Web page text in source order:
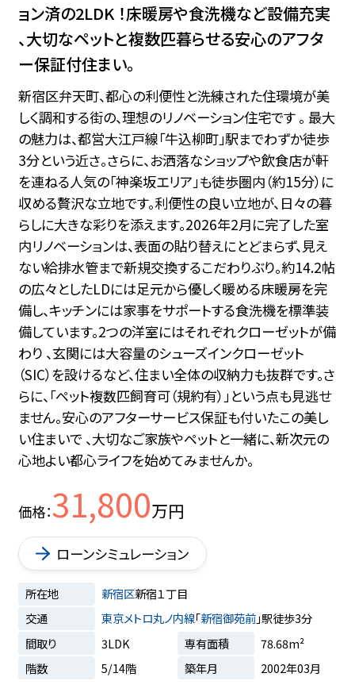
ョン済の2LDK ！床暖房や食洗機など設備充実
、大切なペットと複数匹暮らせる安心のアフタ
ー保証付住まい。
新宿区弁天町、都心の利便性と洗練された住環境が美
しく調和する街の、理想のリノベーション住宅です 。 最大
の魅力は、都営大江戸線「牛込柳町」駅までわずか徒歩
3分という近さ。さらに、お洒落なショップや飲食店が軒
を連ねる人気の「神楽坂エリア」も徒歩圏内（約15分）に
収める贅沢な立地です。利便性の良い立地が、日々の暮
らしに大きな彩りを添えます。2026年2月に完了した室
内リノベーションは、表面の貼り替えにとどまらず、見え
ない給排水管まで新規交換するこだわりぶり。約14.2帖
の広々としたLDには足元から優しく暖める床暖房を完
備し、キッチンには家事をサポートする食洗機を標準装
備しています。2つの洋室にはそれぞれクローゼットが備
わり 、玄関には大容量のシューズインクローゼット
（SIC）を設けるなど、住まい全体の収納力も抜群です。さ
らに、「ペット複数匹飼育可（規約有）」という点も見逃せ
ません。安心のアフターサービス保証も付いたこの美し
い住まいで 、大切なご家族やペットと一緒に、新次元の
心地よい都心ライフを始めてみませんか。
価格 31,800万円
ローンシミュレーション
所在地 新宿区新宿１丁目
交通
東京メトロ丸ノ内線「新宿御苑前」駅徒歩3分
間取り
3LDK 専有面積
78.68m²
階数
5/14階 築年月 2002年03月